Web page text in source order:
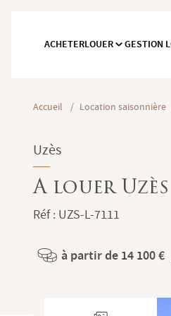
ACHETERLOUER GESTION
Accueil / Location saisonnière
Uzès
A louer
Réf : UZS-L-7111
Prix
à partir de 14 100 €
Prénom
Nom